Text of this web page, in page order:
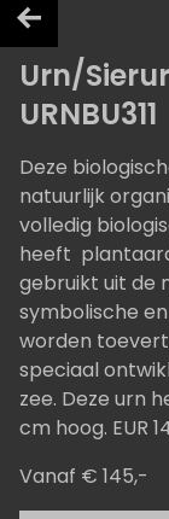
Urn/
URNBU311
Deze
natuurlijk
volledig
heeft
gebruikt uit de
symbolische
worden
speciaal
zee. Deze urn
cm hoog. EUR
Vanaf € 145,-